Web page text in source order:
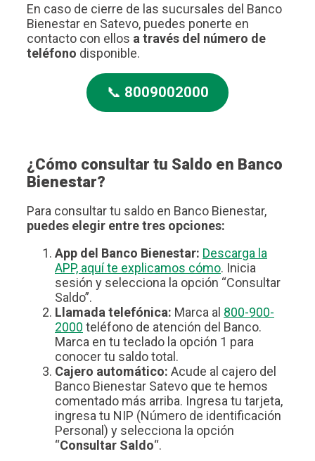
En caso de cierre de las sucursales del Banco
Bienestar en Satevo, puedes ponerte en
contacto con ellos a través del número de
teléfono disponible.
📞 8009002000
¿Cómo consultar tu Saldo en Banco
Bienestar?
Para consultar tu saldo en Banco Bienestar,
puedes elegir entre tres opciones:
App del Banco Bienestar: Descarga la
APP, aquí te explicamos cómo. Inicia
sesión y selecciona la opción “Consultar
Saldo”.
Llamada telefónica: Marca al 800-900-
2000 teléfono de atención del Banco.
Marca en tu teclado la opción 1 para
conocer tu saldo total.
Cajero automático: Acude al cajero del
Banco Bienestar Satevo que te hemos
comentado más arriba. Ingresa tu tarjeta,
ingresa tu NIP (Número de identificación
Personal) y selecciona la opción
“Consultar Saldo“.